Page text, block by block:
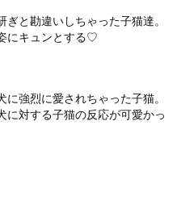
ぎと勘違いしちゃった子猫達。
にキュンとする♡
に強烈に愛されちゃった子猫。
に対する子猫の反応が可愛かっ